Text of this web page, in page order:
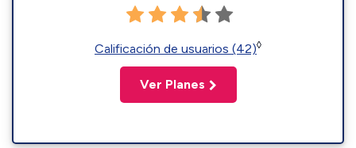
Calificación de usuarios (42)◊
Ver Planes